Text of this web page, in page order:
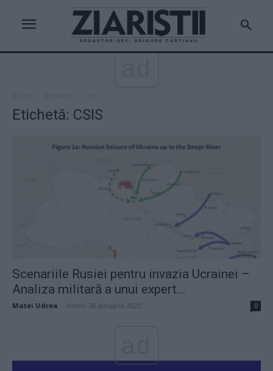
Etichetă: CSIS
Scenariile Rusiei pentru invazia Ucrainei –
Analiza militară a unui expert...
Matei Udrea vineri, 28 ianuarie 2022 0